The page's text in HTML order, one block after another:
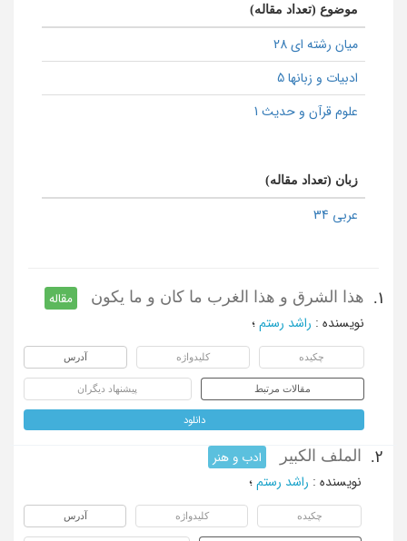
موضوع (تعداد مقاله)
میان رشته ای 28
ادبیات و زبانها 5
علوم قرآن و حدیث 1
زبان (تعداد مقاله)
عربی 34
1. هذا الشرق و هذا الغرب ما کان و ما یکون
مقاله
نویسنده : راشد رستم ؛
چکیده کلیدواژه آدرس
مقالات مرتبط پیشنهاد دیگران
دانلود
2. الملف الکبیر
ادب و هنر
نویسنده : راشد رستم ؛
چکیده کلیدواژه آدرس